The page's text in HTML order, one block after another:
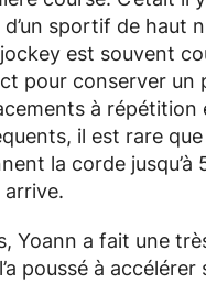
sportif de haut
jockey est souvent
pour conserver un
à répétition
il est rare que
la corde jusqu’à
arrive.
Yoann a fait une
poussé à accélérer